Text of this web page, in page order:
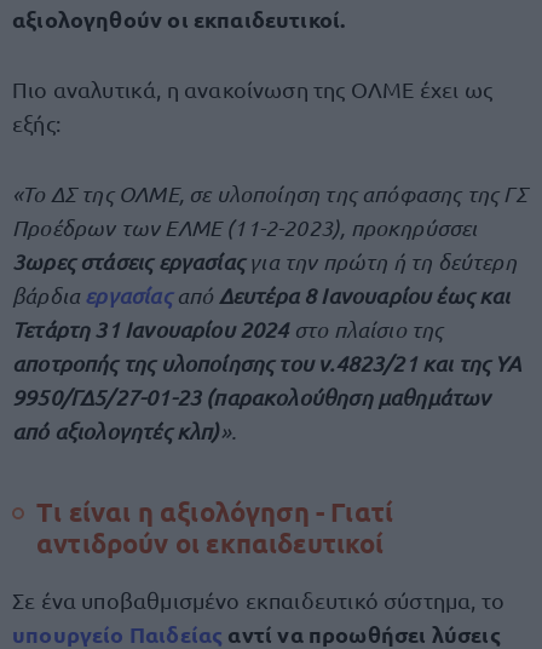
αξιολογηθούν οι εκπαιδευτικοί.
Πιο αναλυτικά, η ανακοίνωση της ΟΛΜΕ έχει ως
εξής:
«Το ΔΣ της ΟΛΜΕ, σε υλοποίηση της απόφασης της ΓΣ
Προέδρων των ΕΛΜΕ (11-2-2023), προκηρύσσει
3ωρες στάσεις εργασίαςγια την πρώτη ή τη δεύτερη
βάρδιαεργασίαςαπό Δευτέρα 8 Ιανουαρίου έως και
Τετάρτη 31 Ιανουαρίου 2024 στο πλαίσιο της
αποτροπής της υλοποίησης του ν.4823/21 και της ΥΑ
9950/ΓΔ5/27-01-23 (παρακολούθηση μαθημάτων
από αξιολογητές κλπ)».
Τι είναι η αξιολόγηση - Γιατί
αντιδρούν οι εκπαιδευτικοί
Σε ένα υποβαθμισμένο εκπαιδευτικό σύστημα, το
υπουργείο Παιδείας αντί να προωθήσει λύσεις